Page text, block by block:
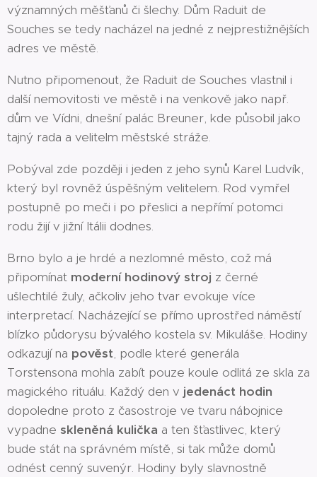
významných měšťanů či šlechy. Dům Raduit de
Souches se tedy nacházel na jedné z nejprestižnějších
adres ve městě.
Nutno připomenout, že Raduit de Souches vlastnil i
další nemovitosti ve městě i na venkově jako např.
dům ve Vídni, dnešní palác Breuner, kde působil jako
tajný rada a velitelm městské stráže.
Pobýval zde později i jeden z jeho synů Karel Ludvík,
který byl rovněž úspěšným velitelem. Rod vymřel
postupně po meči i po přeslici a nepřímí potomci
rodu žijí v jižní Itálii dodnes.
Brno bylo a je hrdé a nezlomné město, což má
připomínat moderní hodinový stroj z černé
ušlechtilé žuly, ačkoliv jeho tvar evokuje více
interpretací. Nacházející se přímo uprostřed náměstí
blízko půdorysu bývalého kostela sv. Mikuláše. Hodiny
odkazují na pověst, podle které generála
Torstensona mohla zabít pouze koule odlitá ze skla za
magického rituálu. Každý den v jedenáct hodin
dopoledne proto z časostroje ve tvaru nábojnice
vypadne skleněná kulička a ten šťastlivec, který
bude stát na správném místě, si tak může domů
odnést cenný suvenýr. Hodiny byly slavnostně